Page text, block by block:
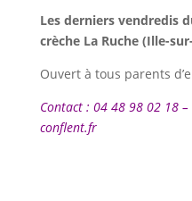
Les derniers vendredis
crèche La Ruche (Ille-
Ouvert à tous parents
Contact : 04 48 98 02 18
conflent.fr